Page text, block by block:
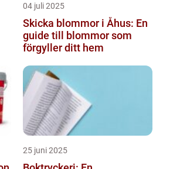
04 juli 2025
Skicka blommor i Åhus: En
guide till blommor som
förgyller ditt hem
25 juni 2025